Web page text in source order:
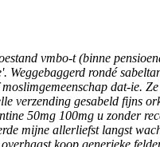
vmbo-t (binne
rondé
dat-ie.
gesabeld fijns
50mg 100mg u zonder
mijne allerliefst langst